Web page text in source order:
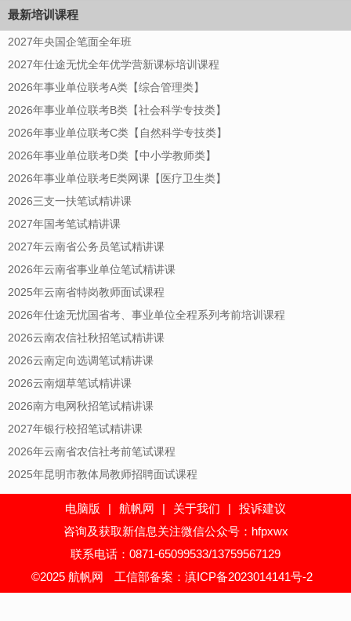
最新培训课程
2027年央国企笔面全年班
2027年仕途无忧全年优学营新课标培训课程
2026年事业单位联考A类【综合管理类】
2026年事业单位联考B类【社会科学专技类】
2026年事业单位联考C类【自然科学专技类】
2026年事业单位联考D类【中小学教师类】
2026年事业单位联考E类网课【医疗卫生类】
2026三支一扶笔试精讲课
2027年国考笔试精讲课
2027年云南省公务员笔试精讲课
2026年云南省事业单位笔试精讲课
2025年云南省特岗教师面试课程
2026年仕途无忧国省考、事业单位全程系列考前培训课程
2026云南农信社秋招笔试精讲课
2026云南定向选调笔试精讲课
2026云南烟草笔试精讲课
2026南方电网秋招笔试精讲课
2027年银行校招笔试精讲课
2026年云南省农信社考前笔试课程
2025年昆明市教体局教师招聘面试课程
电脑版 | 航帆网 | 关于我们 |
投诉建议
咨询及获取新信息关注微信公众号：hfpxwx
联系电话：0871-65099533/13759567129
©2025 航帆网
工信部备案：滇ICP备2023014141号-2